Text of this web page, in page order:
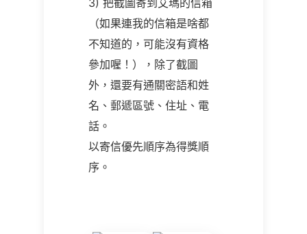
3) 把截圖寄到艾瑪的信箱
（如果連我的信箱是啥都
不知道的，可能沒有資格
參加喔！），除了截圖
外，還要有通關密語和姓
名、郵遞區號、住址、電
話。
以寄信優先順序為得獎順
序。